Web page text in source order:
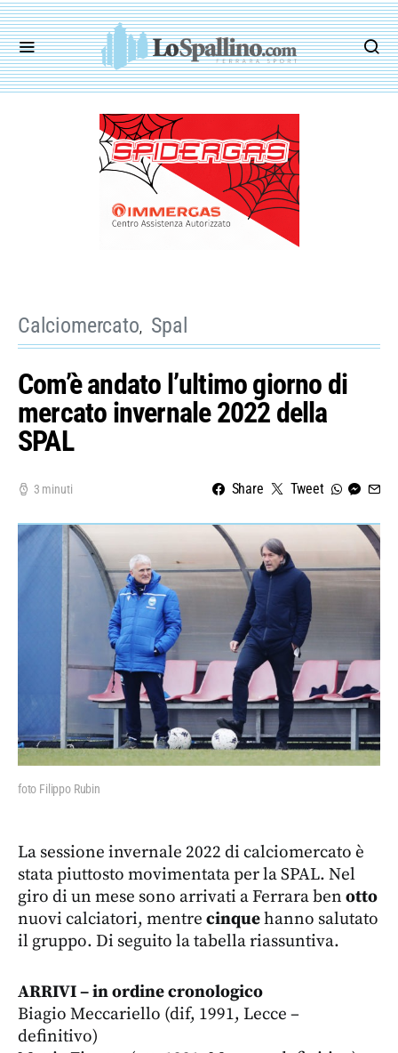
Calciomercato Spal
Com’è andato l’ultimo giorno di
mercato invernale 2022 della
SPAL
3 minuti Share Tweet
foto Filippo Rubin
La sessione invernale 2022 di calciomercato è
stata piuttosto movimentata per la SPAL. Nel
giro di un mese sono arrivati a Ferrara ben otto
nuovi calciatori, mentre cinquehanno salutato
il gruppo. Di seguito la tabella riassuntiva.
ARRIVI – in ordine cronologico
Biagio Meccariello (dif, 1991, Lecce –
definitivo)